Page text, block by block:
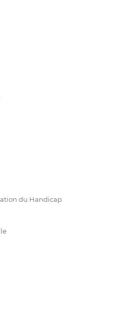
du Handicap